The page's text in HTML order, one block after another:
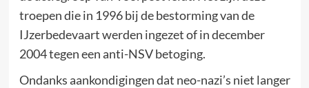
troepen die in 1996 bij de bestorming van de
IJzerbedevaart werden ingezet of in december
2004 tegen een anti-NSV betoging.
Ondanks aankondigingen dat neo-nazi’s niet langer